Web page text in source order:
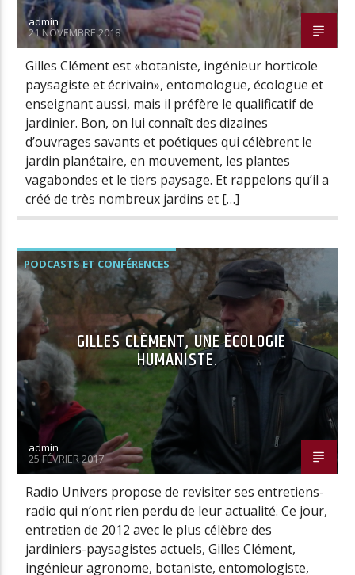
admin
21 NOVEMBRE 2018
Gilles Clément est «botaniste, ingénieur horticole
paysagiste et écrivain», entomologue, écologue et
enseignant aussi, mais il préfère le qualificatif de
jardinier. Bon, on lui connaît des dizaines
d’ouvrages savants et poétiques qui célèbrent le
jardin planétaire, en mouvement, les plantes
vagabondes et le tiers paysage. Et rappelons qu’il a
créé de très nombreux jardins et […]
PODCASTS ET CONFÉRENCES
GILLES CLÉMENT, UNE ÉCOLOGIE
HUMANISTE.
admin
25 FÉVRIER 2017
Radio Univers propose de revisiter ses entretiens-
radio qui n’ont rien perdu de leur actualité. Ce jour,
entretien de 2012 avec le plus célèbre des
jardiniers-paysagistes actuels, Gilles Clément,
ingénieur agronome, botaniste, entomologiste,